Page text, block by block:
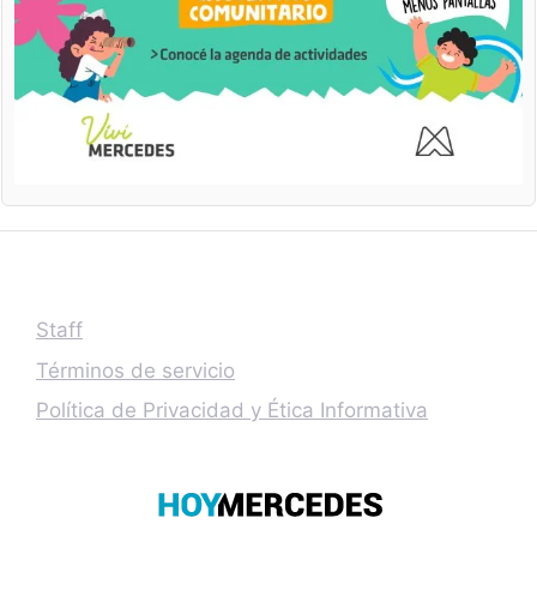
Staff
Términos de servicio
Política de Privacidad y Ética Informativa